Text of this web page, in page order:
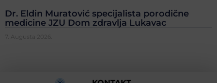
Dr. Eldin Muratović specijalista porodične
medicine JZU Dom zdravlja Lukavac
7. Augusta 2026.